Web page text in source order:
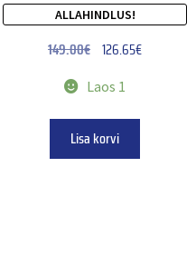
ALLAHINDLUS!
149.00€ 126.65€
Laos 1
Lisa korvi